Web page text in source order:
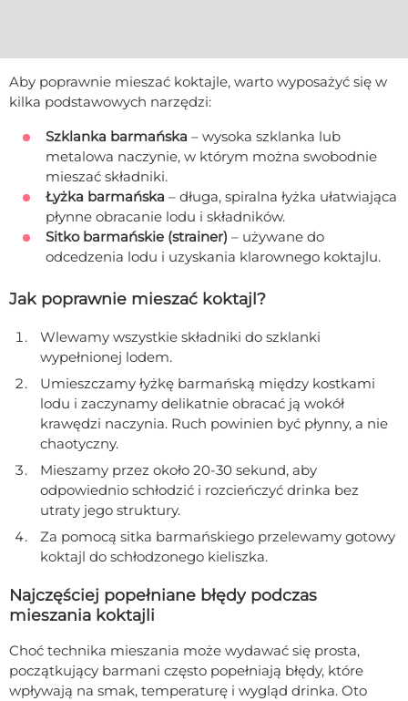
Aby poprawnie mieszać koktajle, warto wyposażyć się w
kilka podstawowych narzędzi:
Szklanka barmańska – wysoka szklanka lub
metalowa naczynie, w którym można swobodnie
mieszać składniki.
Łyżka barmańska – długa, spiralna łyżka ułatwiająca
płynne obracanie lodu i składników.
Sitko barmańskie (strainer) – używane do
odcedzenia lodu i uzyskania klarownego koktajlu.
Jak poprawnie mieszać koktajl?
Wlewamy wszystkie składniki do szklanki
wypełnionej lodem.
Umieszczamy łyżkę barmańską między kostkami
lodu i zaczynamy delikatnie obracać ją wokół
krawędzi naczynia. Ruch powinien być płynny, a nie
chaotyczny.
Mieszamy przez około 20-30 sekund, aby
odpowiednio schłodzić i rozcieńczyć drinka bez
utraty jego struktury.
Za pomocą sitka barmańskiego przelewamy gotowy
koktajl do schłodzonego kieliszka.
Najczęściej popełniane błędy podczas
mieszania koktajli
Choć technika mieszania może wydawać się prosta,
początkujący barmani często popełniają błędy, które
wpływają na smak, temperaturę i wygląd drinka. Oto